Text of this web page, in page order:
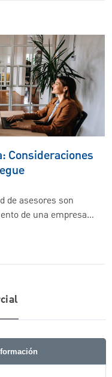
Consideraciones
de asesores son
de una empresa…